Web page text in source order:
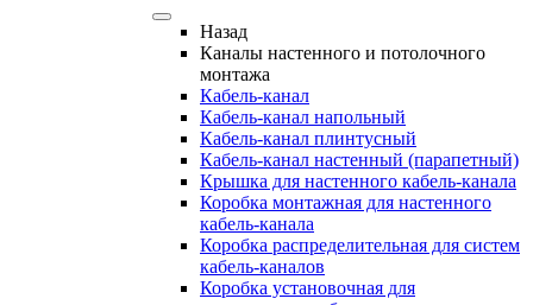
Назад
Каналы настенного и потолочного
монтажа
Кабель-канал
Кабель-канал напольный
Кабель-канал плинтусный
Кабель-канал настенный (парапетный)
Крышка для настенного кабель-канала
Коробка монтажная для настенного
кабель-канала
Коробка распределительная для систем
кабель-каналов
Коробка установочная для